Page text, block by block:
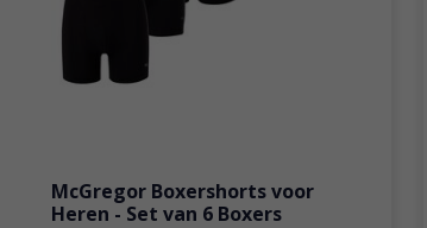
McGregor Boxershorts voor
Heren - Set van 6 Boxers